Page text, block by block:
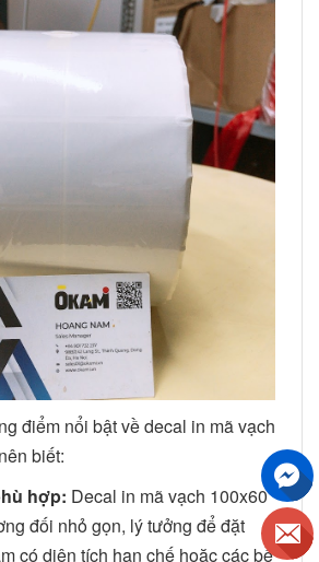
điểm nổi bật về decal in mã vạch
biết:
hợp: Decal in mã vạch 100x60
đối nhỏ gọn, lý tưởng để đặt
có diện tích hạn chế hoặc các bề